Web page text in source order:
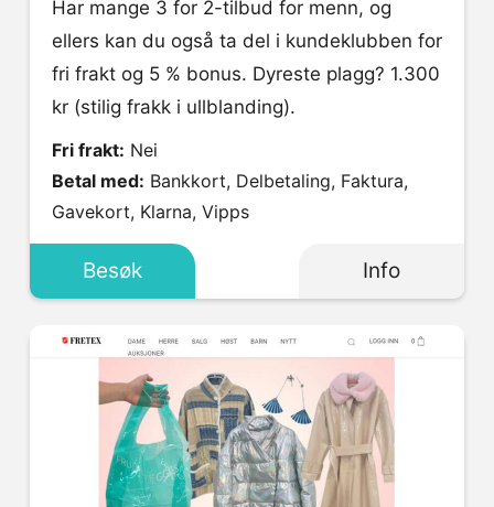
Har mange 3 for 2-tilbud for menn, og
ellers kan du også ta del i kundeklubben for
fri frakt og 5 % bonus. Dyreste plagg? 1.300
kr (stilig frakk i ullblanding).
Fri frakt: Nei
Betal med:
Gavekort, Klarna, Vipps
Besøk Info